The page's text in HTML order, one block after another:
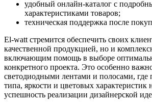
удобный онлайн-каталог с
характеристиками товаров;
техническая поддержка после
El-watt стремится обеспечить своих
качественной продукцией, но и
включающим помощь в выборе
конкретного проекта. Это особенно
светодиодными лентами и полосами,
типа, яркости и цветовых характеристик
успешность реализации дизайнерской